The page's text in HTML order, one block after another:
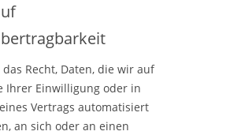
Recht, Daten, die wir auf
Ihrer Einwilligung oder in
Vertrags automatisiert
an sich oder an einen